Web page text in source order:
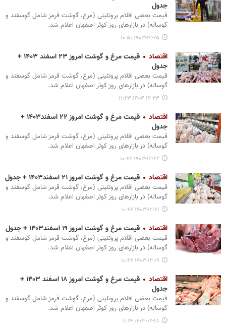
جدول
قیمت بعضی اقلام پروتئینی (مرغ، گوشت قرمز شامل گوسفند و
گوساله) در بازارهای روز کوثر اصفهان اعلام شد.
۱۴۰۳-۱۲-۲۵ ۱۰:۵۱
اقتصاد
قیمت مرغ و گوشت امروز ۲۳ اسفند ۱۴۰۳ +
جدول
قیمت بعضی اقلام پروتئینی (مرغ، گوشت قرمز شامل گوسفند و
گوساله) در بازارهای روز کوثر اصفهان اعلام شد.
۱۴۰۳-۱۲-۲۳ ۱۱:۲۳
اقتصاد
قیمت مرغ و گوشت امروز ۲۲ اسفند۱۴۰۳ +
جدول
قیمت بعضی اقلام پروتئینی (مرغ، گوشت قرمز شامل گوسفند و
گوساله) در بازارهای روز کوثر اصفهان اعلام شد.
۱۴۰۳-۱۲-۲۲ ۱۰:۴۲
اقتصاد قیمت مرغ و گوشت امروز ۲۱ اسفند۱۴۰۳ + جدول
قیمت بعضی اقلام پروتئینی (مرغ، گوشت قرمز شامل گوسفند و
گوساله) در بازارهای روز کوثر اصفهان اعلام شد.
۱۴۰۳-۱۲-۲۱ ۱۰:۴۴
اقتصاد قیمت مرغ و گوشت امروز ۱۹ اسفند۱۴۰۳ + جدول
قیمت بعضی اقلام پروتئینی (مرغ، گوشت قرمز شامل گوسفند و
گوساله) در بازارهای روز کوثر اصفهان اعلام شد.
۱۴۰۳-۱۲-۱۹ ۱۰:۴۲
اقتصاد
قیمت مرغ و گوشت امروز ۱۸ اسفند ۱۴۰۳ +
جدول
قیمت بعضی اقلام پروتئینی (مرغ، گوشت قرمز شامل گوسفند و
گوساله) در بازارهای روز کوثر اصفهان اعلام شد.
۱۴۰۳-۱۲-۱۸ ۱۱:۱۴